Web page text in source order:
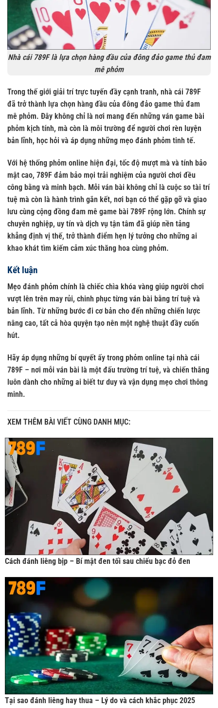
Nhà cái 789F là lựa chọn hàng đầu của đông đảo game thủ đam
mê phỏm
Trong thế giới giải trí trực tuyến đầy cạnh tranh, nhà cái 789F
đã trở thành lựa chọn hàng đầu của đông đảo game thủ đam
mê phỏm. Đây không chỉ là nơi mang đến những ván game bài
phỏm kịch tính, mà còn là môi trường để người chơi rèn luyện
bản lĩnh, học hỏi và áp dụng những mẹo đánh phỏm tinh tế.
Với hệ thống phỏm online hiện đại, tốc độ mượt mà và tính bảo
mật cao, 789F đảm bảo mọi trải nghiệm của người chơi đều
công bằng và minh bạch. Mỗi ván bài không chỉ là cuộc so tài trí
tuệ mà còn là hành trình gắn kết, nơi bạn có thể gặp gỡ và giao
lưu cùng cộng đồng đam mê game bài 789F rộng lớn. Chính sự
chuyên nghiệp, uy tín và dịch vụ tận tâm đã giúp nền tảng
khẳng định vị thế, trở thành điểm hẹn lý tưởng cho những ai
khao khát tìm kiếm cảm xúc thăng hoa cùng phỏm.
Kết luận
Mẹo đánh phỏm chính là chiếc chìa khóa vàng giúp người chơi
vượt lên trên may rủi, chinh phục từng ván bài bằng trí tuệ và
bản lĩnh. Từ những bước đi cơ bản cho đến những chiến lược
nâng cao, tất cả hòa quyện tạo nên một nghệ thuật đầy cuốn
hút.
Hãy áp dụng những bí quyết ấy trong phỏm online tại nhà cái
789F – nơi mỗi ván bài là một đấu trường trí tuệ, và chiến thắng
luôn dành cho những ai biết tư duy và vận dụng mẹo chơi thông
minh.
XEM THÊM BÀI VIẾT CÙNG DANH MỤC:
Cách đánh liêng bịp – Bí mật đen tối sau chiếu bạc đỏ đen
Tại sao đánh liêng hay thua – Lý do và cách khắc phục 2025